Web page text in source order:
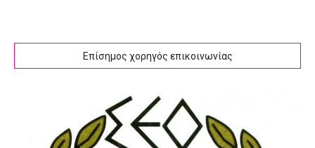
Επίσημος χορηγός επικοινωνίας